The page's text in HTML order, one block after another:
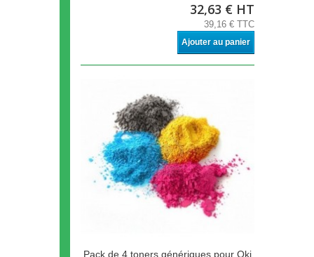
32,63 € HT
39,16 € TTC
Ajouter au panier
Pack de 4 toners génériques pour Oki